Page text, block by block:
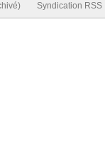
Syndication RSS